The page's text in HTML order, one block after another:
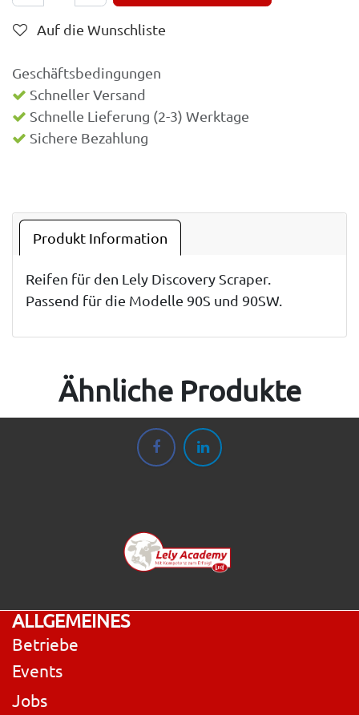
Auf die Wunschliste
Geschäftsbedingungen
Schneller Versand
Schnelle Lieferung (2-3) Werktage
Sichere Bezahlung
Produkt Information
Reifen für den Lely Discovery Scraper.
Passend für die Modelle 90S und 90SW.
Ähnliche Produkte
ALLGEMEINES
Betriebe
Events
Jobs